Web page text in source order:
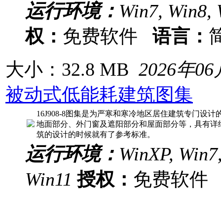
运行环境： Win7, Win8,
权： 免费软件 语言：
大小：32.8 MB 2026年06
被动式低能耗建筑图集
16J908-8图集是为严寒和寒冷地区居住建筑专门设
地面部分、外门窗及遮阳部分和屋面部分等，具有
筑的设计的时候就有了参考标准。
运行环境： WinXP,
Win11 授权： 免费软